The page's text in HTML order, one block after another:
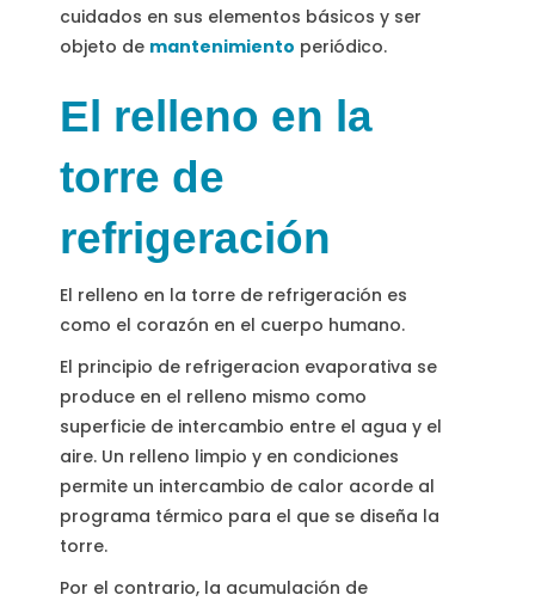
cuidados en sus elementos básicos y ser
objeto de mantenimiento periódico.
El relleno en la
torre de
refrigeración
El relleno en la torre de refrigeración es
como el corazón en el cuerpo humano.
El principio de refrigeracion evaporativa se
produce en el relleno mismo como
superficie de intercambio entre el agua y el
aire. Un relleno limpio y en condiciones
permite un intercambio de calor acorde al
programa térmico para el que se diseña la
torre.
Por el contrario, la acumulación de